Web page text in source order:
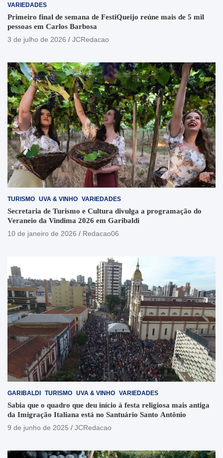
VARIEDADES
Primeiro final de semana de FestiQueijo reúne mais de 5 mil
pessoas em Carlos Barbosa
3 de julho de 2026
JCRedacao
TURISMO UVA & VINHO VARIEDADES
Secretaria de Turismo e Cultura divulga a programação do
Veraneio da Vindima 2026 em Garibaldi
10 de janeiro de 2026
Redacao06
GARIBALDI TURISMO UVA & VINHO VARIEDADES
Sabia que o quadro que deu início à festa religiosa mais antiga
da Imigração Italiana está no Santuário Santo Antônio
9 de junho de 2025
JCRedacao